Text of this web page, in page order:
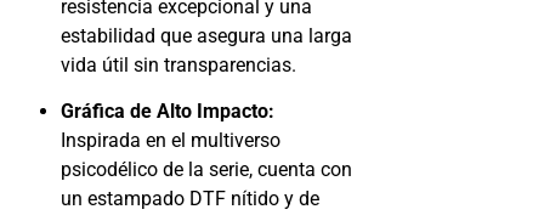
resistencia excepcional y una
estabilidad que asegura una larga
vida útil sin transparencias.
Gráfica de Alto Impacto:
Inspirada en el multiverso
psicodélico de la serie, cuenta con
un estampado DTF nítido y de